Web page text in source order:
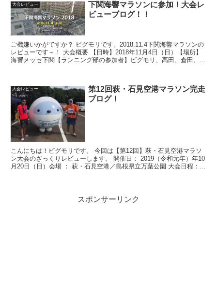
大会レビュー
下関海響マラソンに参加！大会レ
ビューブログ！！
ご機嫌いかがですか？ ビグモリです。2018.11.4下関海響マラソンの
レビューです～！ 大会概要 【日時】2018年11月4日（日）【場所】
海響メッセ下関【ランニング部の参加者】ビグモリ、高田、倉田、...
大会レビュー
第12回萩・石見空港マラソン完走
ブログ！
こんにちは！ビグモリです。 今回は【第12回】萩・石見空港マラソ
ン大会のざっくりレビューします。 開催日： 2019（令和元年）年10
月20日（日）会場 ： 萩・石見空港／島根県立万葉公園 大会日程：開
スポンサーリンク